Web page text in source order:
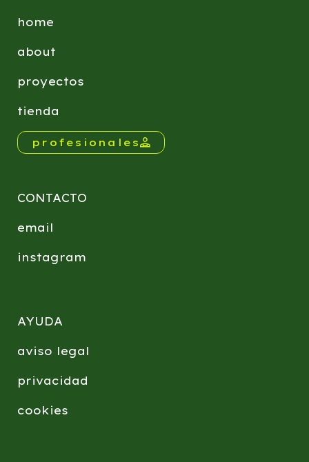
home
about
proyectos
tienda
profesionales
CONTACTO
email
instagram
AYUDA
aviso legal
privacidad
cookies